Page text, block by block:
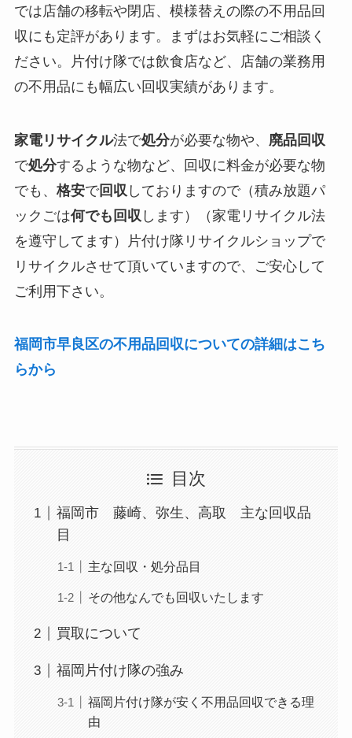
では店舗の移転や閉店、模様替えの際の不用品回
収にも定評があります。まずはお気軽にご相談く
ださい。片付け隊では飲食店など、店舗の業務用
の不用品にも幅広い回収実績があります。
家電リサイクル法で処分が必要な物や、 廃品回収
で処分するような物など、回収に料金が必要な物
でも、 格安で回収 しておりますので（積み放題パ
ックごは何でも回収 します）（家電リサイクル法
を遵守してます）片付け隊リサイクルショップで
リサイクルさせて頂いていますので、ご安心して
ご利用下さい。
福岡市早良区の不用品回収についての詳細はこち
らから
目次
福岡市 藤崎、弥生、高取 主な回収品
目
主な回収・処分品目
その他なんでも回収いたします
買取について
福岡片付け隊の強み
福岡片付け隊が安く不用品回収できる理
由